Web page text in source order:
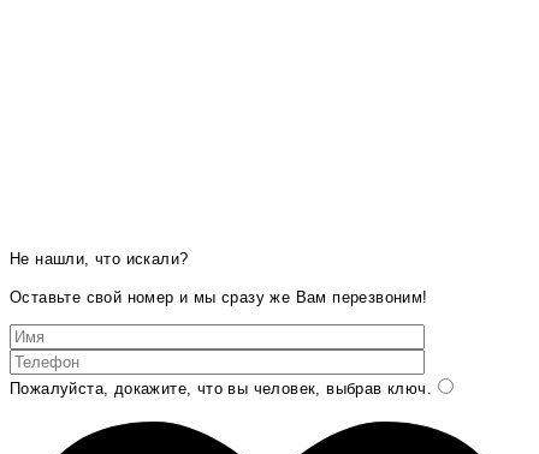
Не нашли, что искали?
Оставьте свой номер и мы сразу же Вам перезвоним!
Пожалуйста, докажите, что вы человек, выбрав ключ